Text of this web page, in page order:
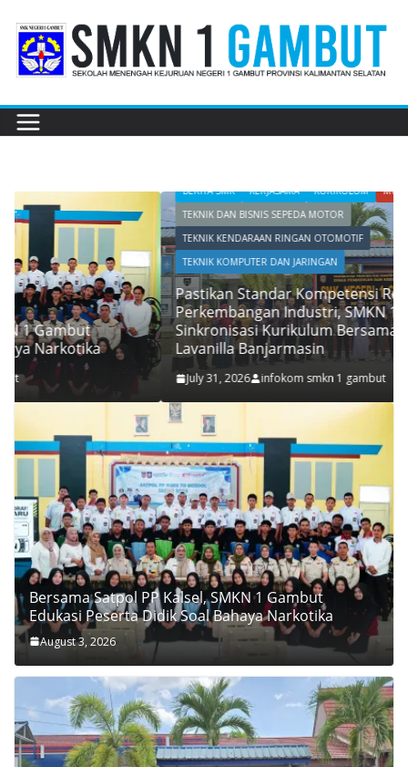
content
BERITA SMK KERJASAMA KURIKULUM
MULTIMEDIA
TEKNIK DAN BISNIS SEPEDA MOTOR
TEKNIK KENDARAAN RINGAN OTOMOTIF
TEKNIK KOMPUTER DAN JARINGAN
Pastikan Standar Kompetensi Relevan dengan
Perkembangan Industri, SMKN 1 Gambut Gelar
Sinkronisasi Kurikulum Bersama PT Upaya Teknik –
Lavanilla Banjarmasin
July 31, 2026 infokom smkn 1 gambut
Bersama Satpol PP Kalsel, SMKN 1 Gambut
Edukasi Peserta Didik Soal Bahaya Narkotika
August 3, 2026